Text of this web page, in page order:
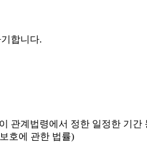
합니다.
관계법령에서 정한 일정한 기간
호에 관한 법률)